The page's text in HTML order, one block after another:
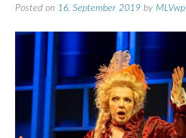
Posted on 16. September 2019 by MLVwp